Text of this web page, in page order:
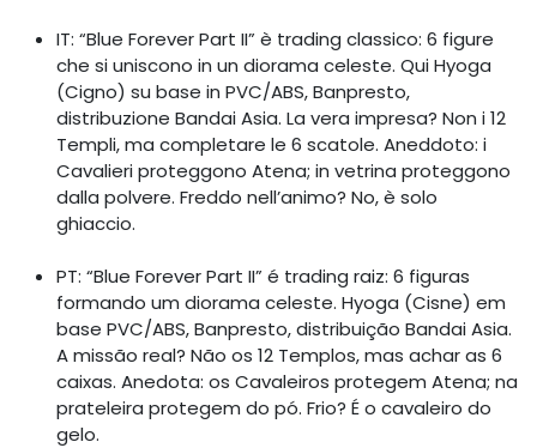
IT: “Blue Forever Part II” è trading classico: 6 figure
che si uniscono in un diorama celeste. Qui Hyoga
(Cigno) su base in PVC/ABS, Banpresto,
distribuzione Bandai Asia. La vera impresa? Non i 12
Templi, ma completare le 6 scatole. Aneddoto: i
Cavalieri proteggono Atena; in vetrina proteggono
dalla polvere. Freddo nell’animo? No, è solo
ghiaccio.
PT: “Blue Forever Part II” é trading raiz: 6 figuras
formando um diorama celeste. Hyoga (Cisne) em
base PVC/ABS, Banpresto, distribuição Bandai Asia.
A missão real? Não os 12 Templos, mas achar as 6
caixas. Anedota: os Cavaleiros protegem Atena; na
prateleira protegem do pó. Frio? É o cavaleiro do
gelo.